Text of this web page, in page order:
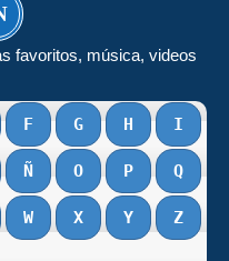
favoritos, música, videos
F G H I
Ñ O P Q
W X Y Z